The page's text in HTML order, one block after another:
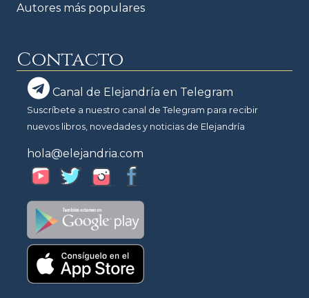
Autores más populares
Contacto
Canal de Elejandría en Telegram
Suscríbete a nuestro canal de Telegram para recibir
nuevos libros, novedades y noticias de Elejandría
hola@elejandria.com